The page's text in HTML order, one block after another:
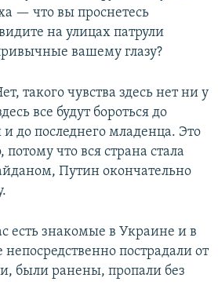
— что вы проснетесь
на улицах патрули
вашему глазу?
такого чувства здесь нет ни у
все будут бороться до
до последнего младенца. Это
что вся страна стала
Путин окончательно
есть знакомые в Украине и в
пострадали от
были ранены, пропали без